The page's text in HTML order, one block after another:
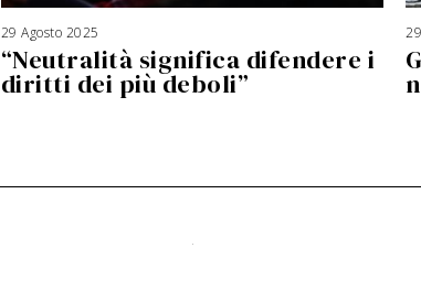
29 Agosto 2025
g
o
s
t
o
“Neutralità significa difendere i
diritti dei più deboli”